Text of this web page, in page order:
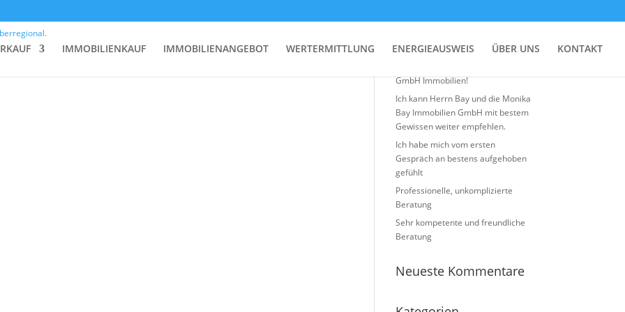
IMMOBILIENKAUF IMMOBILIENANGEBOT WERTERMITTLUNG ENERGIEAUSWEIS ÜBER UNS KONTAKT
Neueste Beiträge
GmbH Immobilien!
Ich kann Herrn Bay und die Monika
Bay Immobilien GmbH mit bestem
Gewissen weiter empfehlen.
Ich habe mich vom ersten
Gespräch an bestens aufgehoben
gefühlt
Professionelle, unkomplizierte
Beratung
Sehr kompetente und freundliche
Beratung
Neueste Kommentare